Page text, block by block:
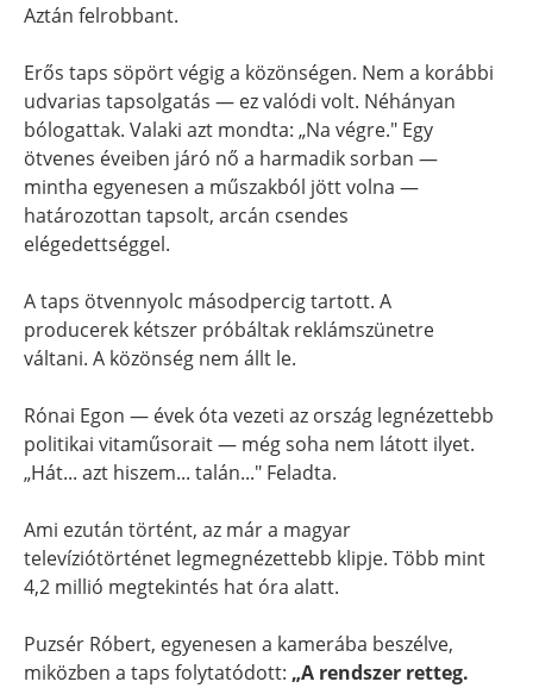
Aztán felrobbant.
Erős taps söpört végig a közönségen. Nem a korábbi
udvarias tapsolgatás — ez valódi volt. Néhányan
bólogattak. Valaki azt mondta: „Na végre." Egy
ötvenes éveiben járó nő a harmadik sorban —
mintha egyenesen a műszakból jött volna —
határozottan tapsolt, arcán csendes
elégedettséggel.
A taps ötvennyolc másodpercig tartott. A
producerek kétszer próbáltak reklámszünetre
váltani. A közönség nem állt le.
Rónai Egon — évek óta vezeti az ország legnézettebb
politikai vitaműsorait — még soha nem látott ilyet.
„Hát... azt hiszem... talán..." Feladta.
Ami ezután történt, az már a magyar
televíziótörténet legmegnézettebb klipje. Több mint
4,2 millió megtekintés hat óra alatt.
Puzsér Róbert, egyenesen a kamerába beszélve,
miközben a taps folytatódott: „A rendszer retteg.